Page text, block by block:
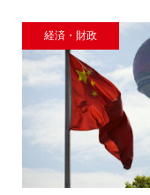
経済・財政